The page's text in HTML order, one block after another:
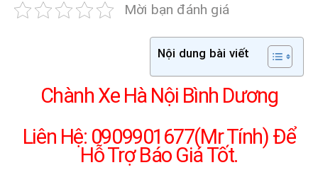
Mời bạn đánh giá
Nội dung bài viết
Chành Xe Hà Nội Bình Dương
Liên Hệ: 0909901677(Mr Tính) Để
Hỗ Trợ Báo Giá Tốt.